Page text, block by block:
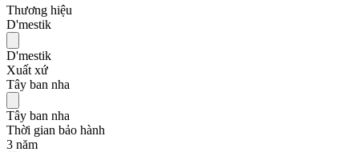
Thương hiệu
D'mestik
D'mestik
Xuất xứ
Tây ban nha
Tây ban nha
Thời gian bảo hành
3 năm